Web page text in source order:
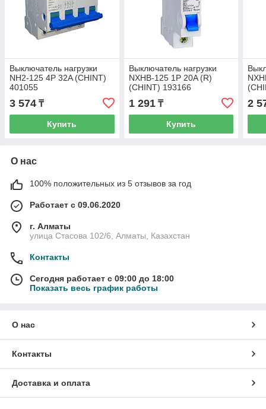
Выключатель нагрузки
NH2-125 4P 32A (CHINT)
401055
3 574 ₸
Купить
Выключатель нагрузки
NXHB-125 1P 20A (R)
(CHINT) 193166
1 291₸
Купить
2
О нас
100% положительных из 5 отзывов за год
Работает с 09.06.2020
г. Алматы
улица Стасова 102/6, Алматы, Казахстан
Контакты
Сегодня работает с 09:00 до 18:00
Показать весь график работы
О нас
Контакты
Доставка и оплата